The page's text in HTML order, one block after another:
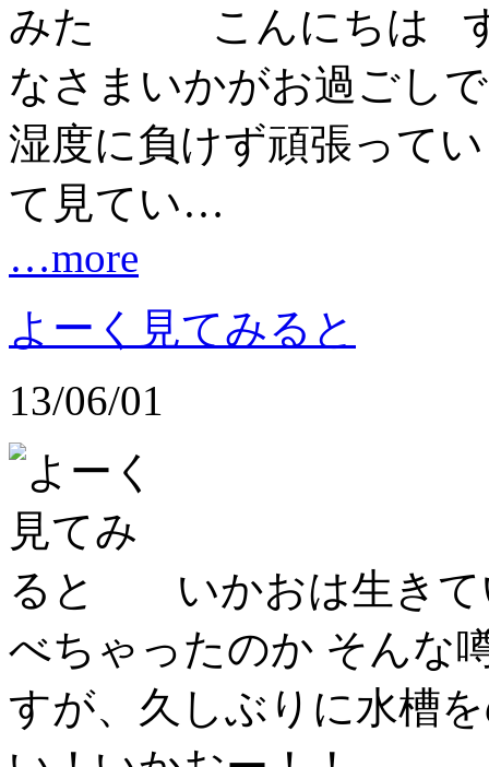
こんにちは
なさまいかがお過ごし
湿度に負けず頑張って
て見てい…
…more
よーく見てみると
13/06/01
いかおは生き
べちゃったのか そんな
すが、久しぶりに水槽